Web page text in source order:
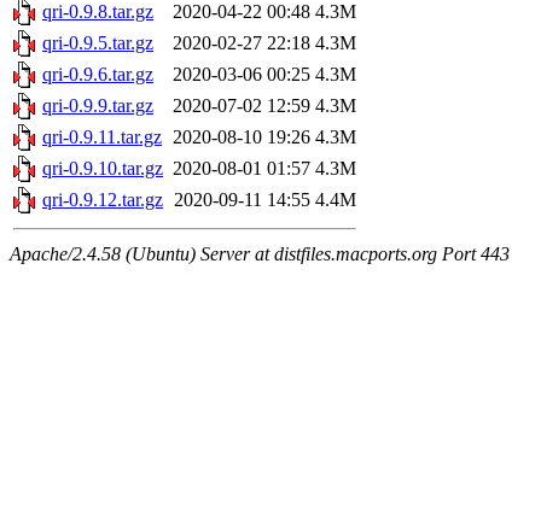
qri-0.9.8.tar.gz
2020-04-22 00:48 4.3M
qri-0.9.5.tar.gz
2020-02-27 22:18 4.3M
qri-0.9.6.tar.gz
2020-03-06 00:25 4.3M
qri-0.9.9.tar.gz
2020-07-02 12:59 4.3M
qri-0.9.11.tar.gz 2020-08-10 19:26 4.3M
qri-0.9.10.tar.gz 2020-08-01 01:57 4.3M
qri-0.9.12.tar.gz 2020-09-11 14:55 4.4M
Apache/2.4.58 (Ubuntu) Server at distfiles.macports.org Port 443